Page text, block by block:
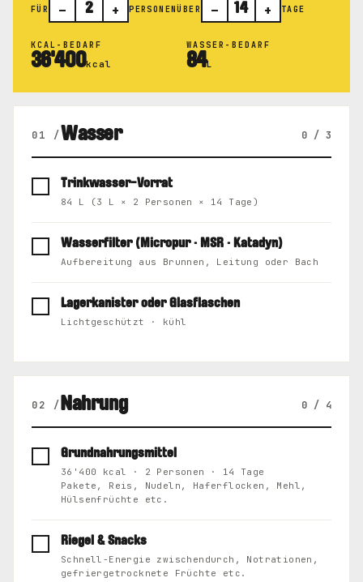
FÜR – 2 + PERSONENÜBER – 14 + TAGE
KCAL-BEDARF
36'400kcal
WASSER-BEDARF
84L
01 /Wasser 0 / 3
Trinkwasser-Vorrat
84 L (3 L × 2 Personen × 14 Tage)
Wasserfilter (Micropur · MSR · Katadyn)
Aufbereitung aus Brunnen, Leitung oder Bach
Lagerkanister oder Glasflaschen
Lichtgeschützt · kühl
02 /Nahrung 0 / 4
Grundnahrungsmittel
36'400 kcal · 2 Personen · 14 Tage
Pakete, Reis, Nudeln, Haferflocken, Mehl,
Hülsenfrüchte etc.
Riegel & Snacks
Schnell-Energie zwischendurch, Notrationen,
gefriergetrocknete Früchte etc.